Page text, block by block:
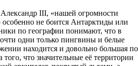
III, «нашей огромности
не боится Антарктиды или
по географии понимают, что в
одни только пингвины и белые
находится и довольно большая по
того, что значительные её территории